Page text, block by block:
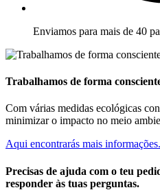
Enviamos para mais de 40
Trabalhamos de forma
Com várias medidas ecológicas
minimizar o impacto no meio
Aqui encontrarás mais informações.
Precisas de ajuda com o teu
responder às tuas perguntas.